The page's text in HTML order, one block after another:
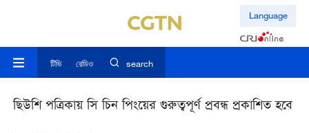
Language
টিভি রেডিও search
ছিউশি পত্রিকায় সি চিন পিংয়ের গুরুত্বপূর্ণ প্রবন্ধ প্রকাশিত হবে